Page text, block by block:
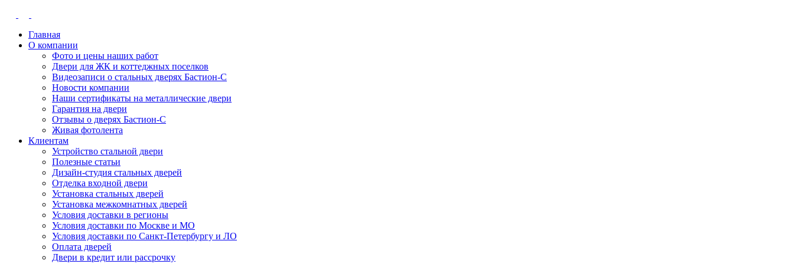
Главная
О компании
Фото и цены наших работ
Двери для ЖК и коттеджных поселков
Видеозаписи о стальных дверях Бастион-С
Новости компании
Наши сертификаты на металлические двери
Гарантия на двери
Отзывы о дверях Бастион-С
Живая фотолента
Клиентам
Устройство стальной двери
Полезные статьи
Дизайн-студия стальных дверей
Отделка входной двери
Установка стальных дверей
Установка межкомнатных дверей
Условия доставки в регионы
Условия доставки по Москве и МО
Условия доставки по Санкт-Петербургу и ЛО
Оплата дверей
Двери в кредит или рассрочку